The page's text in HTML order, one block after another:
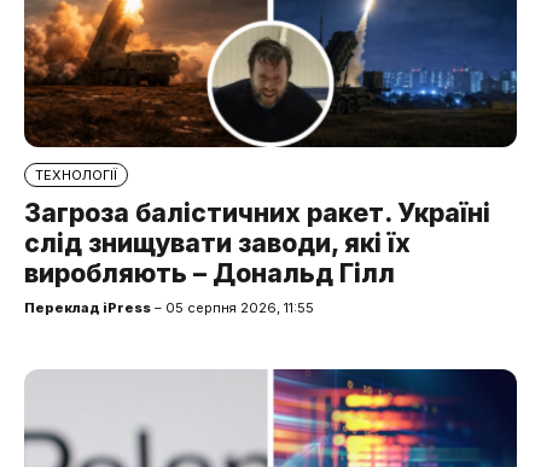
ТЕХНОЛОГІЇ
Загроза балістичних ракет. Україні
слід знищувати заводи, які їх
виробляють – Дональд Гілл
Переклад iPress – 05 серпня 2026, 11:55